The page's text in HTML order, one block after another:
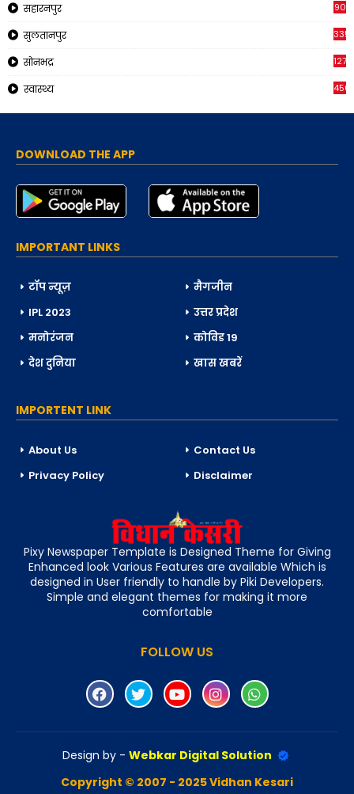
सहारनपुर 90
सुलतानपुर 335
सोनभद्र 1270
स्वास्थ्य 450
DOWNLOAD THE APP
IMPORTANT LINKS
टॉप न्यूज़
मैगजीन
IPL 2023
उत्तर प्रदेश
मनोरंजन
कोविड 19
देश दुनिया
खास खबरें
IMPORTENT LINK
About Us
Contact Us
Privacy Policy
Disclaimer
Pixy Newspaper Template is Designed Theme for Giving
Enhanced look Various Features are available Which is
designed in User friendly to handle by Piki Developers.
Simple and elegant themes for making it more
comfortable
FOLLOW US
Design by - Webkar Digital Solution
Copyright © 2007 - 2025 Vidhan Kesari